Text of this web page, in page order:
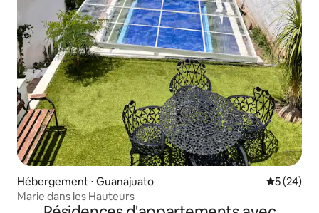
Hébergement ⋅ Guanajuato
5 (24)
Marie dans les Hauteurs